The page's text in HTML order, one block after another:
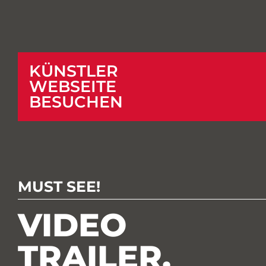
KÜNSTLER
WEBSEITE
BESUCHEN
MUST SEE!
VIDEO
TRAILER.